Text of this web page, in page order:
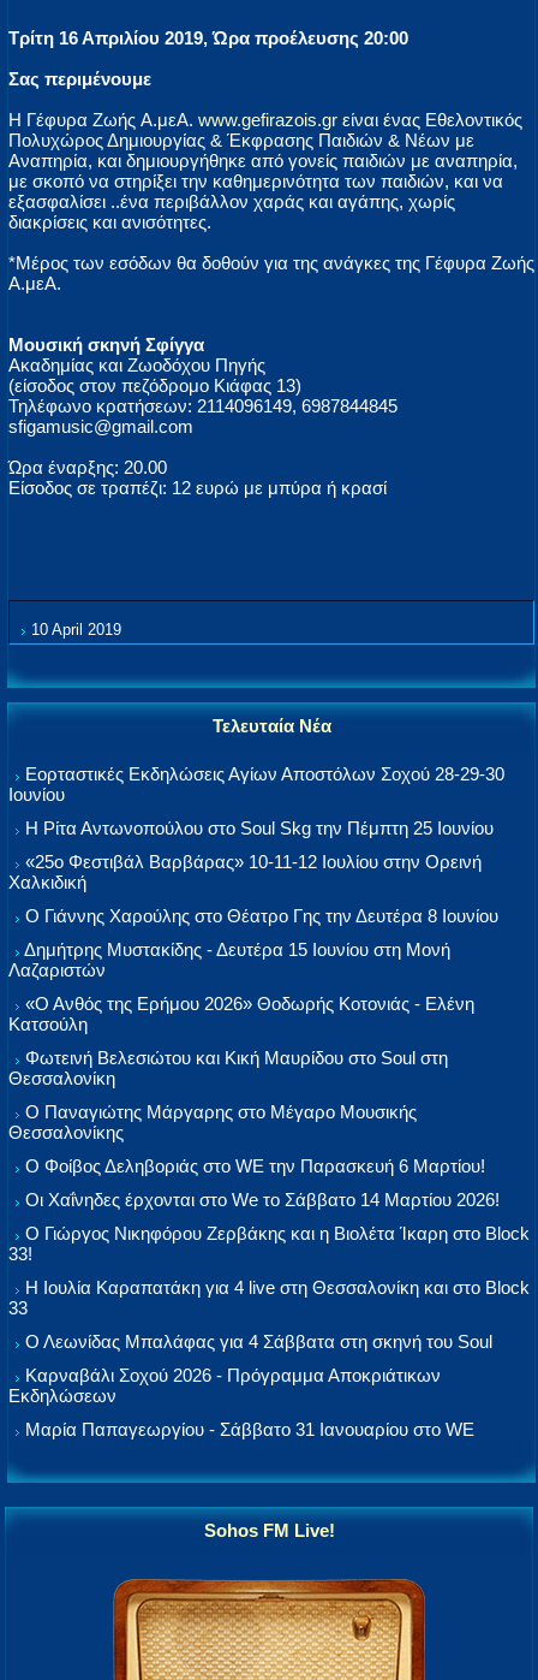
Τρίτη 16 Απριλίου 2019, Ώρα προέλευσης 20:00
Σας περιμένουμε
Η Γέφυρα Ζωής A.μεA. www.gefirazois.gr είναι ένας Εθελοντικός
Πολυχώρος Δημιουργίας & Έκφρασης Παιδιών & Νέων με
Αναπηρία, και δημιουργήθηκε από γονείς παιδιών με αναπηρία,
με σκοπό να στηρίξει την καθημερινότητα των παιδιών, και να
εξασφαλίσει ..ένα περιβάλλον χαράς και αγάπης, χωρίς
διακρίσεις και ανισότητες.
*Μέρος των εσόδων θα δοθούν για της ανάγκες της Γέφυρα Ζωής
A.μεA.
Μουσική σκηνή Σφίγγα
Ακαδημίας και Ζωοδόχου Πηγής
(είσοδος στον πεζόδρομο Κιάφας 13)
Τηλέφωνο κρατήσεων: 2114096149, 6987844845
sfigamusic@gmail.com
Ώρα έναρξης: 20.00
Είσοδος σε τραπέζι: 12 ευρώ με μπύρα ή κρασί
10 April 2019
Τελευταία Νέα
Εορταστικές Εκδηλώσεις Αγίων Αποστόλων Σοχού 28-29-30
Ιουνίου
Η Ρίτα Αντωνοπούλου στο Soul Skg την Πέμπτη 25 Ιουνίου
«25ο Φεστιβάλ Βαρβάρας» 10-11-12 Ιουλίου στην Ορεινή
Χαλκιδική
Ο Γιάννης Χαρούλης στο Θέατρο Γης την Δευτέρα 8 Ιουνίου
Δημήτρης Μυστακίδης - Δευτέρα 15 Ιουνίου στη Μονή
Λαζαριστών
«Ο Ανθός της Ερήμου 2026» Θοδωρής Κοτονιάς - Ελένη
Κατσούλη
Φωτεινή Βελεσιώτου και Κική Μαυρίδου στο Soul στη
Θεσσαλονίκη
Ο Παναγιώτης Μάργαρης στο Μέγαρο Μουσικής
Θεσσαλονίκης
Ο Φοίβος Δεληβοριάς στο WE την Παρασκευή 6 Μαρτίου!
Οι Χαΐνηδες έρχονται στο We το Σάββατο 14 Μαρτίου 2026!
Ο Γιώργος Νικηφόρου Ζερβάκης και η Βιολέτα Ίκαρη στο Block
33!
Η Ιουλία Καραπατάκη για 4 live στη Θεσσαλονίκη και στο Block
33
Ο Λεωνίδας Μπαλάφας για 4 Σάββατα στη σκηνή του Soul
Καρναβάλι Σοχού 2026 - Πρόγραμμα Αποκριάτικων
Εκδηλώσεων
Μαρία Παπαγεωργίου - Σάββατο 31 Ιανουαρίου στο WE
Sohos FM Live!